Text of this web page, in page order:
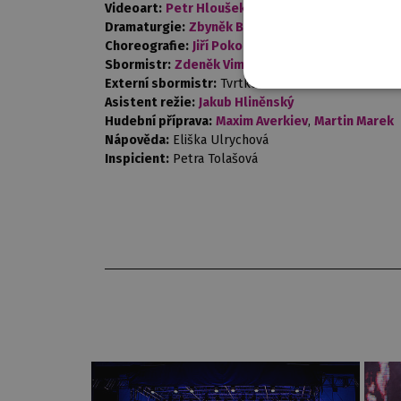
Videoart: Petr Hloušek
Dramaturgie: Zbyněk Brabec
Choreografie: Jiří Pokorný
Sbormistr: Zdeněk Vimr
Externí sbormistr: Tvrtko Karlovič
Asistent režie: Jakub Hliněnský
Hudební příprava: Maxim Averkiev, Martin Marek
Nápověda: Eliška Ulrychová
Inspicient: Petra Tolašová